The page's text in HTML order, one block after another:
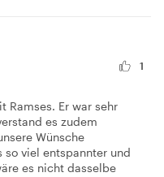
1
Ramses. Er war sehr
es zudem
Wünsche
so viel entspannter und
es nicht dasselbe